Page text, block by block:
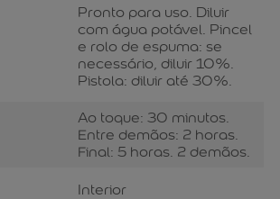
Pronto para uso. Diluir
com água potável. Pincel
e rolo de espuma: se
necessário, diluir 10%.
Pistola: diluir até 30%.
Ao toque: 30 minutos.
Entre demãos: 2 horas.
Final: 5 horas. 2 demãos.
Interior